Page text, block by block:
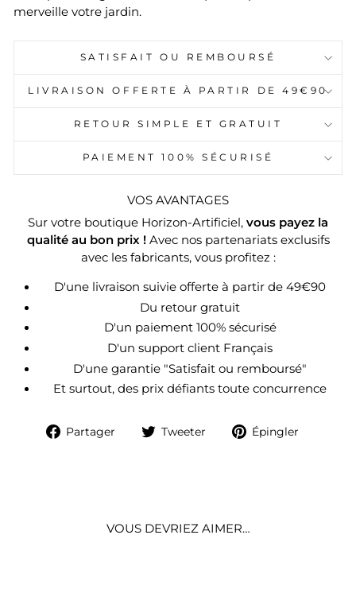
merveille votre jardin.
SATISFAIT OU REMBOURSÉ
LIVRAISON OFFERTE À PARTIR DE 49€90
RETOUR SIMPLE ET GRATUIT
PAIEMENT 100% SÉCURISÉ
VOS AVANTAGES
Sur votre boutique Horizon-Artificiel, vous payez la
qualité au bon prix !Avec nos partenariats exclusifs
avec les fabricants, vous profitez :
D'une livraison suivie offerte à partir de 49€90
Du retour gratuit
D'un paiement 100% sécurisé
D'un support client Français
D'une garantie "Satisfait ou remboursé"
Et surtout, des prix défiants toute concurrence
Partager
PartagerTweeter
TweeterÉpingler
VOUS DEVRIEZ AIMER…